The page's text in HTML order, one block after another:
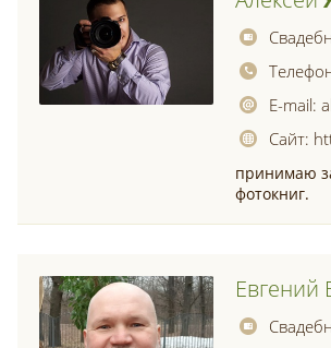
E-mail:
Сайт:
принимаю
фотокниг.
Евгений